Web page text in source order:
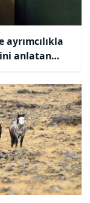
ayrımcılıkla
anlatan